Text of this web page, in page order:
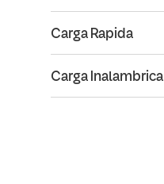
Carga Rapida
Carga Inalambrica